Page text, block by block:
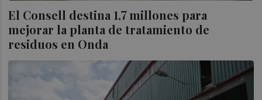
El Consell destina 1,7 millones para
mejorar la planta de tratamiento de
residuos en Onda